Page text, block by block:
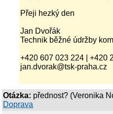
Přeji hezký den
Jan Dvořák
Technik běžné údržby
+420 607 023 224 | +420
jan.dvorak@tsk-praha.cz
Otázka: přednost? (Veronika
Doprava